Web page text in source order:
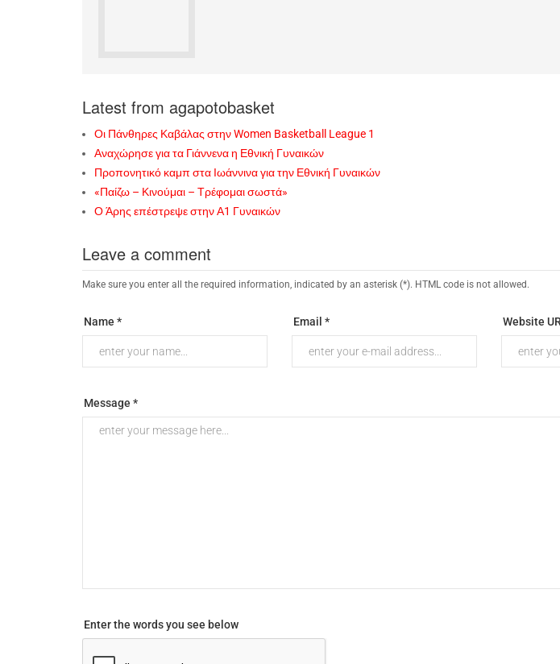
Latest from agapotobasket
Οι Πάνθηρες Καβάλας στην Women Basketball League 1
Αναχώρησε για τα Γιάννενα η Εθνική Γυναικών
Προπονητικό καμπ στα Ιωάννινα για την Εθνική Γυναικών
«Παίζω – Κινούμαι – Τρέφομαι σωστά»
Ο Άρης επέστρεψε στην Α1 Γυναικών
Leave a comment
Make sure you enter all the required information, indicated by an asterisk (*). HTML code is not allowed.
Name * Email * Website
Message *
Enter the words you see below